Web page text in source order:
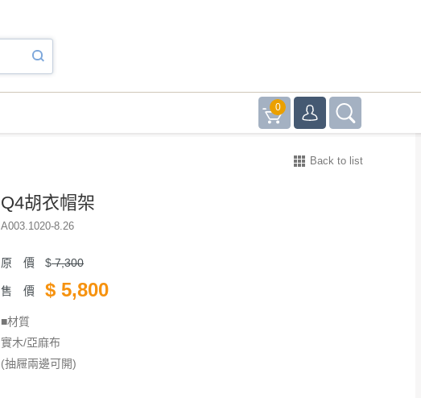
0
Back to list
Q4胡衣帽架
A003.1020-8.26
原 價 $7,300
售 價 $ 5,800
■材質
實木/亞麻布
(抽屜兩邊可開)